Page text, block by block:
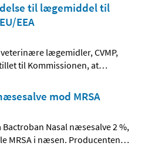
til lægemiddel til
EEA
lægemidler, CVMP,
til Kommissionen, at…
mod MRSA
Nasal næsesalve 2 %,
MRSA i næsen. Producenten…